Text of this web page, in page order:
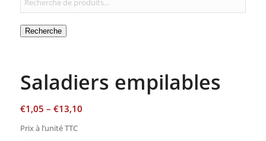
Recherche
Saladiers empilables
€1,05 – €13,10
Prix à l’unité TTC